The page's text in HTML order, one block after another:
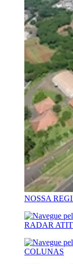
NOSSA
RADAR
COLUNAS